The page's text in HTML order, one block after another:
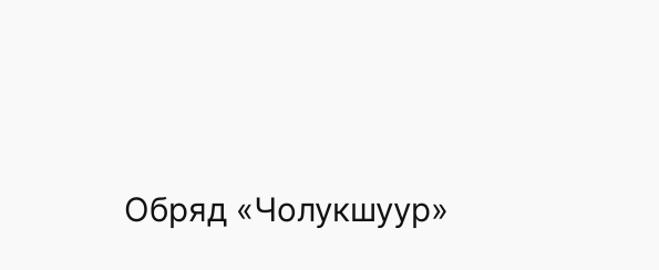
Обряд «Чолукшуур»